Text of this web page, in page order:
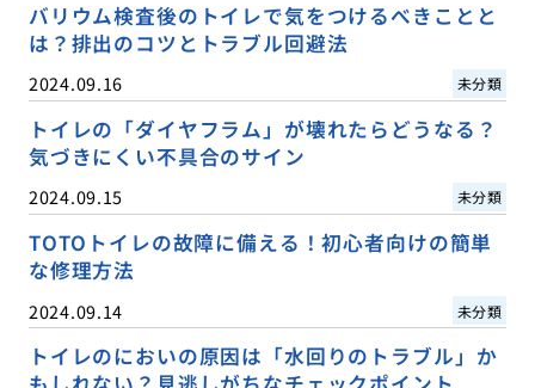
バリウム検査後のトイレで気をつけるべきことと
は？排出のコツとトラブル回避法
2024.09.16 未分類
トイレの「ダイヤフラム」が壊れたらどうなる？
気づきにくい不具合のサイン
2024.09.15 未分類
TOTOトイレの故障に備える！初心者向けの簡単
な修理方法
2024.09.14 未分類
トイレのにおいの原因は「水回りのトラブル」か